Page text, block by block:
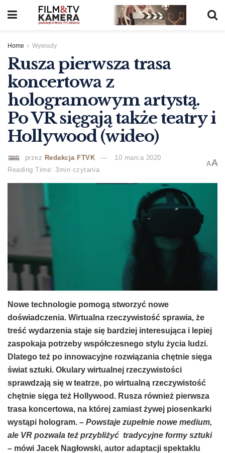
Home Wywiady
Rusza pierwsza trasa
koncertowa z
hologramowym artystą.
Po VR sięgają także teatry i
Hollywood (wideo)
przez Redakcja FTVK
10 marca 2020
Reading Time: 3min czytania
AA
Nowe technologie pomogą stworzyć nowe
doświadczenia. Wirtualna rzeczywistość sprawia, że
treść wydarzenia staje się bardziej interesująca i lepiej
zaspokaja potrzeby współczesnego stylu życia ludzi.
Dlatego też po innowacyjne rozwiązania chętnie sięga
świat sztuki. Okulary wirtualnej rzeczywistości
sprawdzają się w teatrze, po wirtualną rzeczywistość
chętnie sięga też Hollywood. Rusza również pierwsza
trasa koncertowa, na której zamiast żywej piosenkarki
wystąpi hologram. – Powstaje zupełnie nowe medium,
ale VR pozwala też przybliżyć tradycyjne formy sztuki
– mówi Jacek Nagłowski, autor adaptacji spektaklu